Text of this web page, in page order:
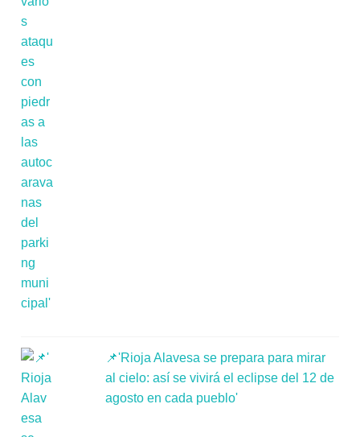
📌'Rioja Alavesa se prepara para mirar
al cielo: así se vivirá el eclipse del 12 de
agosto en cada pueblo'